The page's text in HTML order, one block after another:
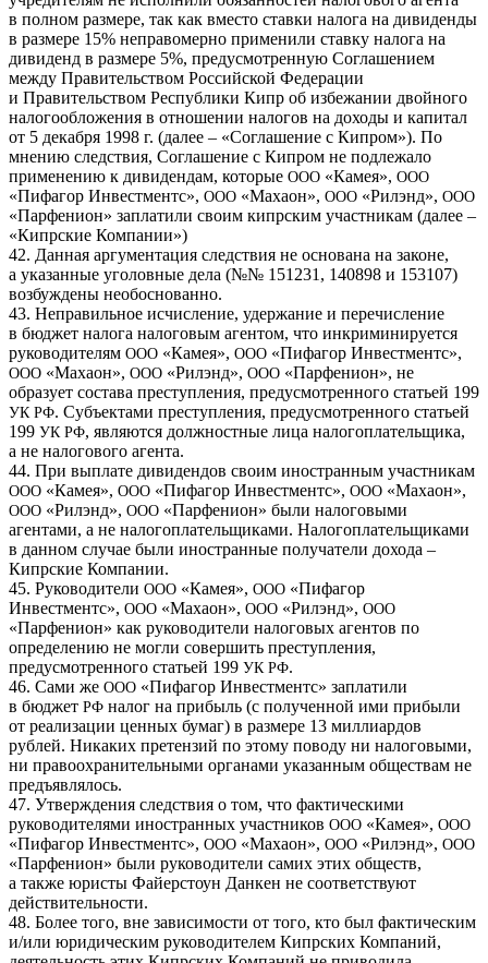
в полном размере, так как вместо ставки налога на дивиденды
в размере 15% неправомерно применили ставку налога на
дивиденд в размере 5%, предусмотренную Соглашением
между Правительством Российской Федерации
и Правительством Республики Кипр об избежании двойного
налогообложения в отношении налогов на доходы и капитал
от 5 декабря 1998 г. (далее – «Соглашение с Кипром»). По
мнению следствия, Соглашение с Кипром не подлежало
применению к дивидендам, которые ООО «Камея», ООО
«Пифагор Инвестментс», ООО «Махаон», ООО «Рилэнд», ООО
«Парфенион» заплатили своим кипрским участникам (далее –
«Кипрские Компании»)
42. Данная аргументация следствия не основана на законе,
а указанные уголовные дела (№№ 151231, 140898 и 153107)
возбуждены необоснованно.
43. Неправильное исчисление, удержание и перечисление
в бюджет налога налоговым агентом, что инкриминируется
руководителям ООО «Камея», ООО «Пифагор Инвестментс»,
ООО «Махаон», ООО «Рилэнд», ООО «Парфенион», не
образует состава преступления, предусмотренного статьей 199
УК РФ. Субъектами преступления, предусмотренного статьей
199 УК РФ, являются должностные лица налогоплательщика,
а не налогового агента.
44. При выплате дивидендов своим иностранным участникам
ООО «Камея», ООО «Пифагор Инвестментс», ООО «Махаон»,
ООО «Рилэнд», ООО «Парфенион» были налоговыми
агентами, а не налогоплательщиками. Налогоплательщиками
в данном случае были иностранные получатели дохода –
Кипрские Компании.
45. Руководители ООО «Камея», ООО «Пифагор
Инвестментс», ООО «Махаон», ООО «Рилэнд», ООО
«Парфенион» как руководители налоговых агентов по
определению не могли совершить преступления,
предусмотренного статьей 199 УК РФ.
46. Сами же ООО «Пифагор Инвестментс» заплатили
в бюджет РФ налог на прибыль (с полученной ими прибыли
от реализации ценных бумаг) в размере 13 миллиардов
рублей. Никаких претензий по этому поводу ни налоговыми,
ни правоохранительными органами указанным обществам не
предъявлялось.
47. Утверждения следствия о том, что фактическими
руководителями иностранных участников ООО «Камея», ООО
«Пифагор Инвестментс», ООО «Махаон», ООО «Рилэнд», ООО
«Парфенион» были руководители самих этих обществ,
а также юристы Файерстоун Данкен не соответствуют
действительности.
48. Более того, вне зависимости от того, кто был фактическим
и/или юридическим руководителем Кипрских Компаний,